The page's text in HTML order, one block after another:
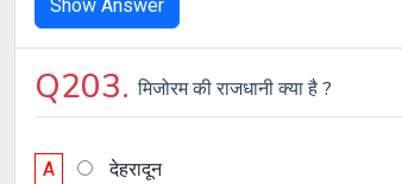
Show Answer
Q203.मिजोरम की राजधानी क्या है ?
A देहरादून